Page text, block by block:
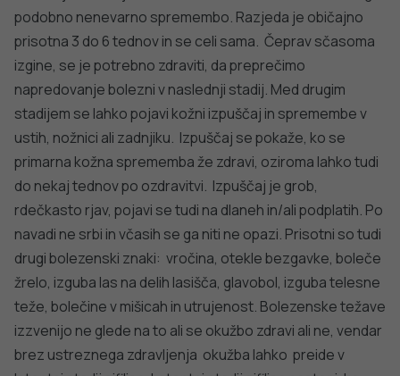
KORONAVIRUS
Spremljanje okužb s SARS-CoV-2 (covid-19)
PODROBNO
PREPREČEVANJE POŠKODB
Nasveti za varno in veselo noč čarovnic
PODROBNO
NALEZLJIVE BOLEZNI